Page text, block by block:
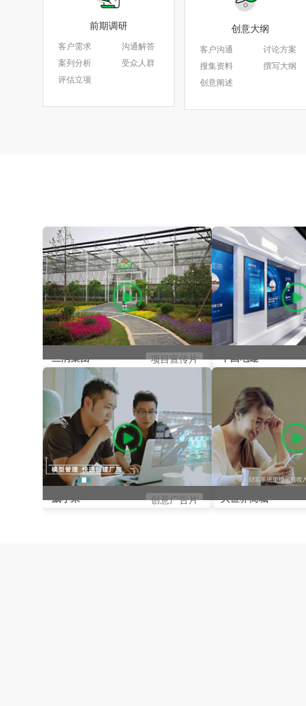
前期调研
客户需求
沟通解答
案列分析
受众人群
评估立项
创意大纲
客户沟通
讨论方案
搜集资料
撰写大纲
创意阐述
三润集团 项目宣传片 中国电建
威小来 创意广告片 大世界商城